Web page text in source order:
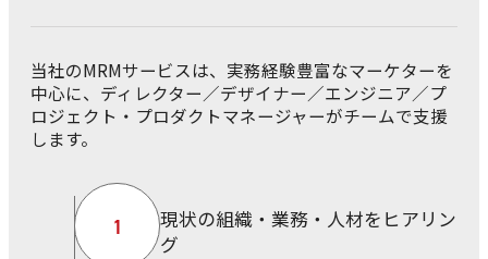
当社のMRMサービスは、実務経験豊富なマーケターを
中心に、 ディレクター／デザイナー／エンジニア／プ
ロジェクト・プロダクトマネージャーがチームで支援
します。
1
現状の組織・業務・人材をヒアリン
グ